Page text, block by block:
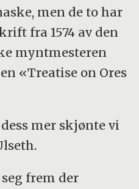
men de to har
fra 1574 av den
myntmesteren
«Treatise on Ores
mer skjønte vi
frem der